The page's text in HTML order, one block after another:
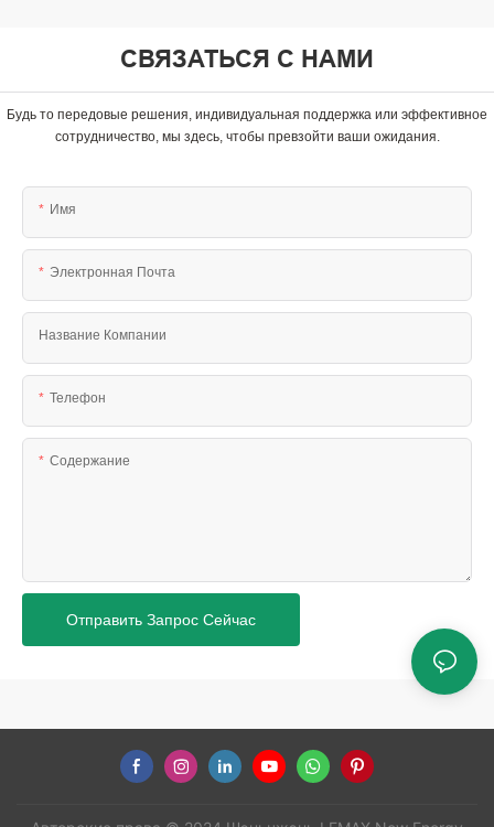
СВЯЗАТЬСЯ С НАМИ
Будь то передовые решения, индивидуальная поддержка или эффективное
сотрудничество, мы здесь, чтобы превзойти ваши ожидания.
Имя
Электронная Почта
Название Компании
Телефон
Содержание
Отправить Запрос Сейчас